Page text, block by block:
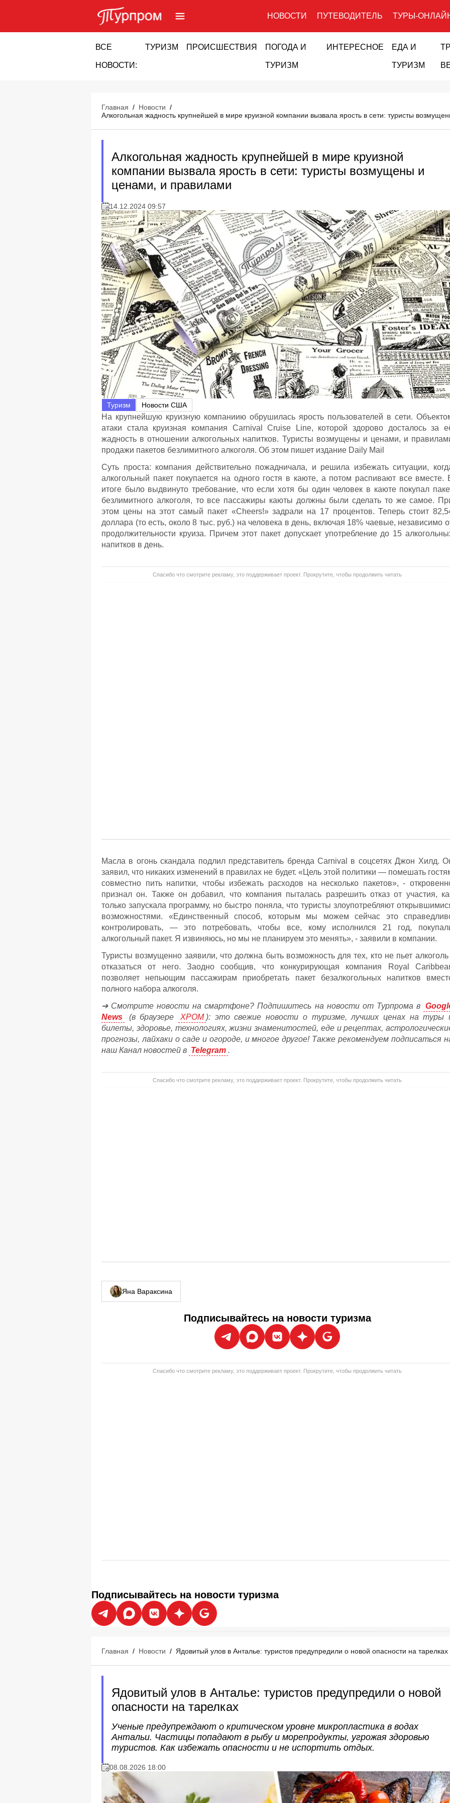
НОВОСТИ ПУТЕВОДИТЕЛЬ ТУРЫ-
ВСЕ
НОВОСТИ:
ТУРИЗМ ПРОИСШЕСТВИЯ ПОГОДА И
ТУРИЗМ
ИНТЕРЕСНОЕ ЕДА И
ТУРИЗМ
Главная / Новости /
Алкогольная жадность крупнейшей в мире круизной компании вызвала ярость в сети: туристы
Алкогольная жадность крупнейшей в мире круизной
компании вызвала ярость в сети: туристы возмущены и
ценами, и правилами
14.12.2024 09:57
Туризм Новости США
На крупнейшую круизную компаниию обрушилась ярость пользователей в сети.
атаки стала круизная компания Carnival Cruise Line, которой здорово досталось за
жадность в отношении алкогольных напитков. Туристы возмущены и ценами, и
продажи пакетов безлимитного алкоголя. Об этом пишет издание Daily Mail
Суть проста: компания действительно пожадничала, и решила избежать ситуации,
алкогольный пакет покупается на одного гостя в каюте, а потом распивают все вместе.
итоге было выдвинуто требование, что если хотя бы один человек в каюте покупал
безлимитного алкоголя, то все пассажиры каюты должны были сделать то же самое.
этом цены на этот самый пакет «Cheers!» задрали на 17 процентов. Теперь стоит
доллара (то есть, около 8 тыс. руб.) на человека в день, включая 18% чаевые, независимо
продолжительности круиза. Причем этот пакет допускает употребление до 15
напитков в день.
Спасибо что смотрите рекламу, это поддерживает проект. Прокрутите, чтобы продолжить читать
Масла в огонь скандала подлил представитель бренда Carnival в соцсетях Джон Хилд.
заявил, что никаких изменений в правилах не будет. «Цель этой политики — помешать
совместно пить напитки, чтобы избежать расходов на несколько пакетов», -
признал он. Также он добавил, что компания пыталась разрешить отказ от участия,
только запускала программу, но быстро поняла, что туристы злоупотребляют
возможностями. «Единственный способ, которым мы можем сейчас это
контролировать, — это потребовать, чтобы все, кому исполнился 21 год,
алкогольный пакет. Я извиняюсь, но мы не планируем это менять», - заявили в компании.
Туристы возмущенно заявили, что должна быть возможность для тех, кто не пьет алкоголь
отказаться от него. Заодно сообщив, что конкурирующая компания Royal
позволяет непьющим пассажирам приобретать пакет безалкогольных напитков
полного набора алкоголя.
➔ Смотрите новости на смартфоне? Подпишитесь на новости от Турпрома в
News
(в браузере ХРОМ ): это свежие новости о туризме, лучших ценах на туры
билеты, здоровье, технологиях, жизни знаменитостей, еде и рецептах,
прогнозы, лайхаки о саде и огороде, и многое другое! Также рекомендуем подписаться
наш Канал новостей в Telegram .
Спасибо что смотрите рекламу, это поддерживает проект. Прокрутите, чтобы продолжить читать
Яна Вараксина
Подписывайтесь на новости туризма
Спасибо что смотрите рекламу, это поддерживает проект. Прокрутите, чтобы продолжить читать
Подписывайтесь на новости туризма
Главная / Новости / Ядовитый улов в Анталье: туристов предупредили о новой опасности на тарелках
Ядовитый улов в Анталье: туристов предупредили о новой
опасности на тарелках
Ученые предупреждают о критическом уровне микропластика в водах
Антальи. Частицы попадают в рыбу и морепродукты, угрожая здоровью
туристов. Как избежать опасности и не испортить отдых.
08.08.2026 18:00